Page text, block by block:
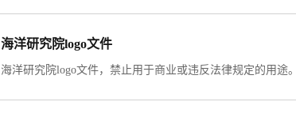
海洋研究院logo文件
海洋研究院logo文件，禁止用于商业或违反法律规定的用途